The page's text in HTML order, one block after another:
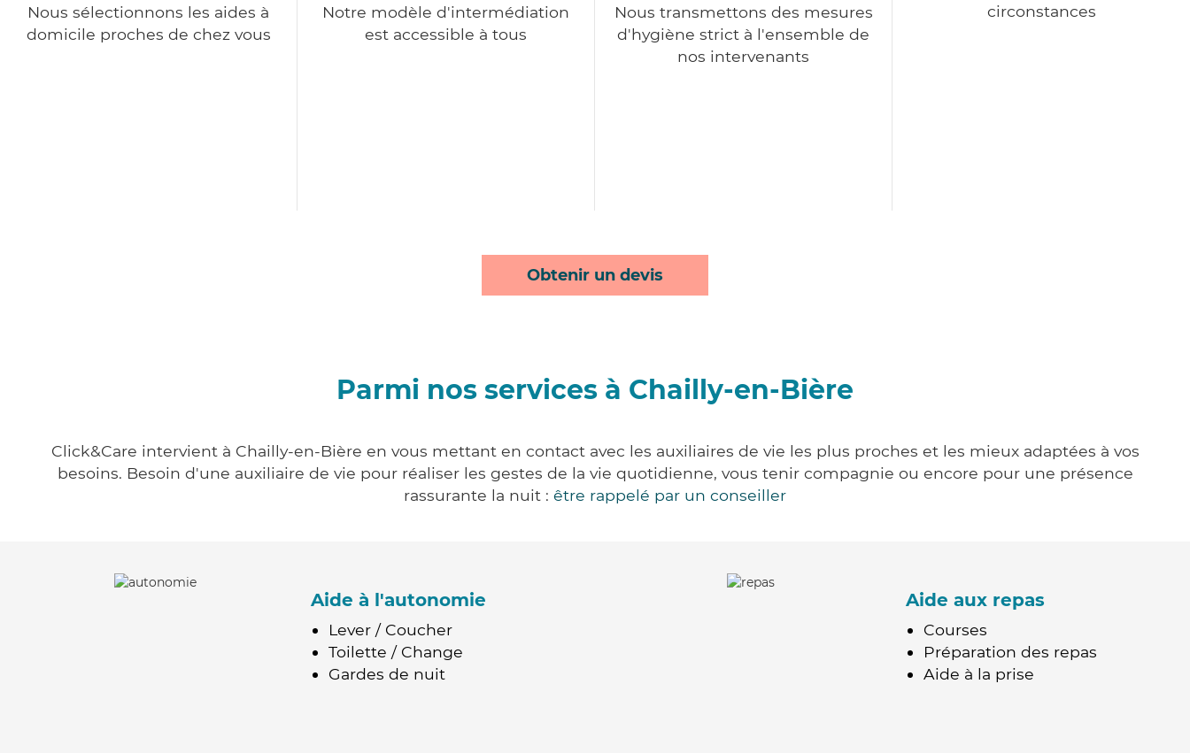
Nous sélectionnons les aides à
domicile proches de chez vous
Notre modèle d'intermédiation
est accessible à tous
Nous transmettons des mesures
d'hygiène strict à l'ensemble de
nos intervenants
circonstances
Obtenir un devis
Parmi nos services à Chailly-en-Bière
Click&Care intervient à Chailly-en-Bière en vous mettant en contact avec les auxiliaires de vie les plus proches et les mieux adaptées à vos
besoins. Besoin d'une auxiliaire de vie pour réaliser les gestes de la vie quotidienne, vous tenir compagnie ou encore pour une présence
rassurante la nuit : être rappelé par un conseiller
Aide à l'autonomie
Lever / Coucher
Toilette / Change
Gardes de nuit
Aide aux repas
Courses
Préparation des repas
Aide à la prise